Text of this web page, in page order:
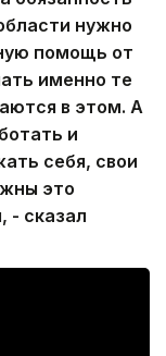
нужно
помощь от
именно те
в этом. А
и
себя, свои
это
- сказал